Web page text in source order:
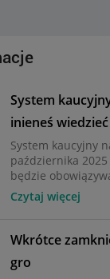
System
inieneś
System kaucyjny
października
będzie
Czytaj więcej
Wkrótce
gro